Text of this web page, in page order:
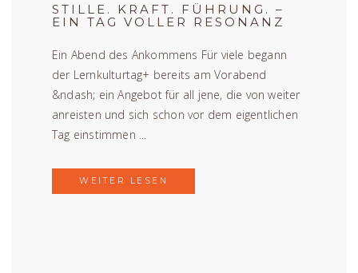
STILLE. KRAFT. FÜHRUNG. –
EIN TAG VOLLER RESONANZ
Ein Abend des Ankommens Für viele begann
der Lernkulturtag+ bereits am Vorabend
&ndash; ein Angebot für all jene, die von weiter
anreisten und sich schon vor dem eigentlichen
Tag einstimmen ...
WEITER LESEN